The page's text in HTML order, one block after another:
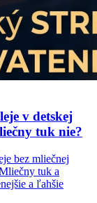
v detskej
tuk nie?
bez mliečnej
tuk a
a ľahšie